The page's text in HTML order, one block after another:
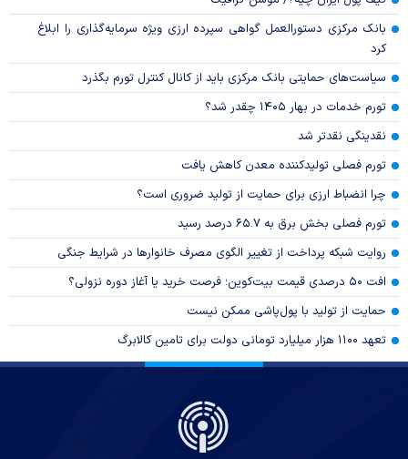
بانک مرکزی دستورالعمل گواهی سپرده ارزی ویژه سرمایه‌گذاری را ابلاغ
کرد
سیاست‌های حمایتی بانک مرکزی باید از کانال کنترل تورم بگذرد
تورم خدمات در بهار ۱۴۰۵ چقدر شد؟
نقدینگی نقدتر شد
تورم فصلی تولیدکننده معدن کاهش یافت
چرا انضباط ارزی برای حمایت از تولید ضروری است؟
تورم فصلی بخش برق به ۶۵.۷ درصد رسید
روایت شبکه پرداخت از تغییر الگوی مصرف خانوار‌ها در شرایط جنگی
افت ۵۰ درصدی قیمت بیت‌کوین؛ فرصت خرید یا آغاز دوره نزولی؟
حمایت از تولید با پول‌پاشی ممکن نیست
تعهد ۱۱۰۰ هزار میلیارد تومانی دولت برای تامین کالابرگ